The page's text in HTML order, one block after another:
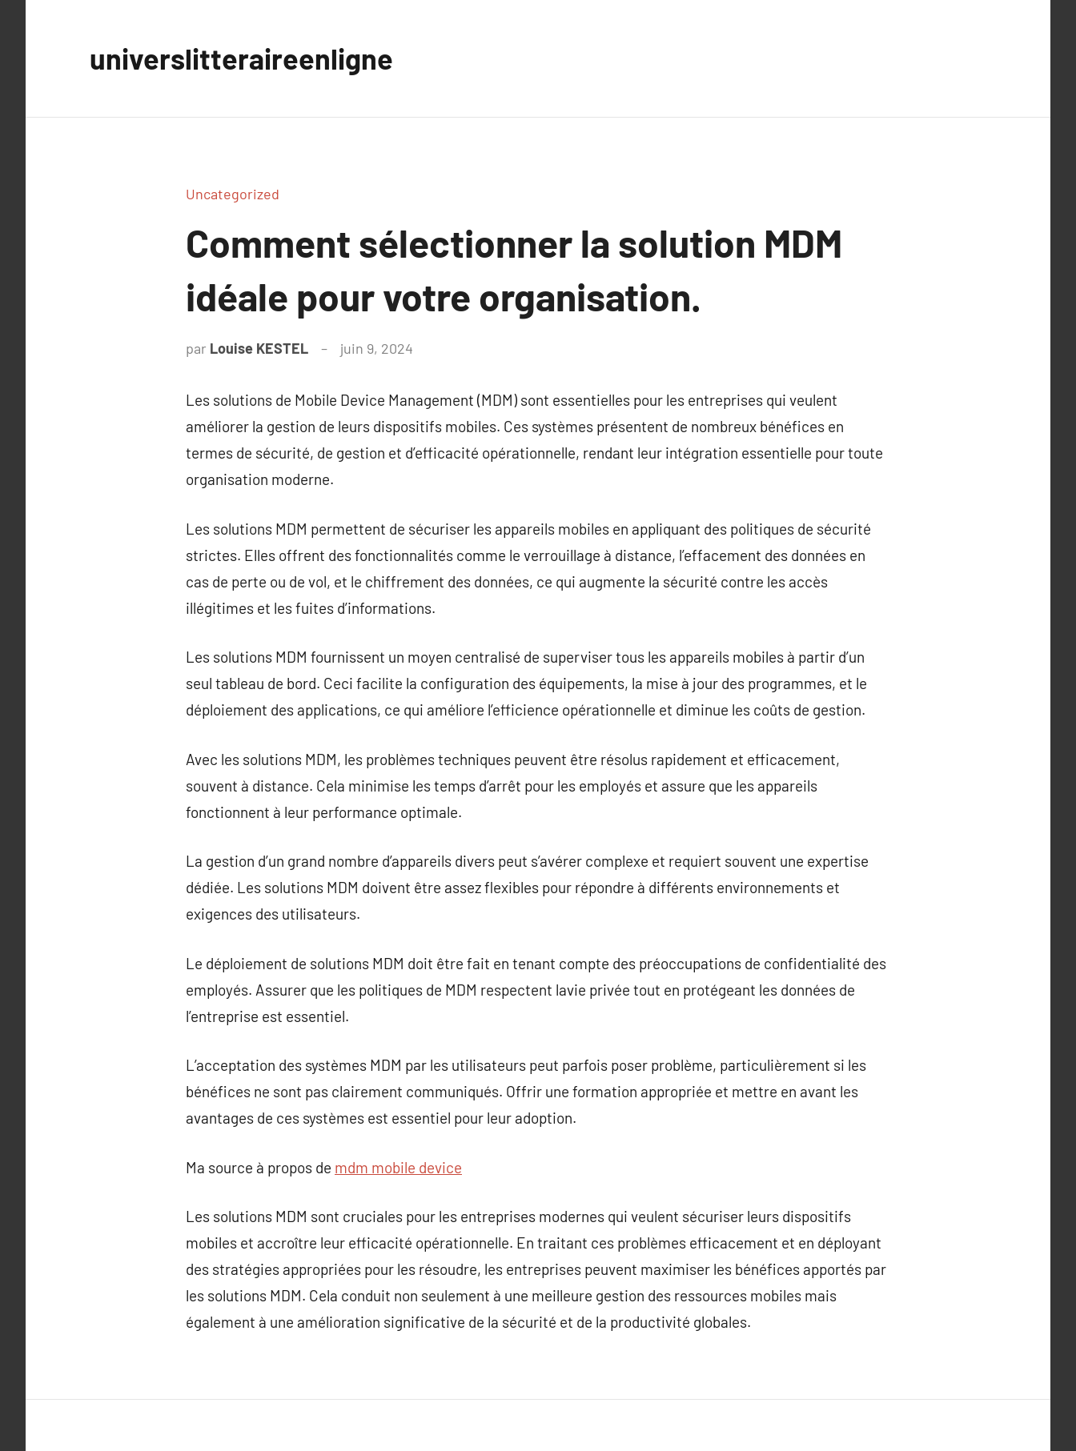
universlitteraireenligne
Uncategorized
Comment sélectionner la solution MDM
idéale pour votre organisation.
par Louise KESTEL juin 9, 2024
Les solutions de Mobile Device Management (MDM) sont essentielles pour les entreprises qui veulent
améliorer la gestion de leurs dispositifs mobiles. Ces systèmes présentent de nombreux bénéfices en
termes de sécurité, de gestion et d’efficacité opérationnelle, rendant leur intégration essentielle pour toute
organisation moderne.
Les solutions MDM permettent de sécuriser les appareils mobiles en appliquant des politiques de sécurité
strictes. Elles offrent des fonctionnalités comme le verrouillage à distance, l’effacement des données en
cas de perte ou de vol, et le chiffrement des données, ce qui augmente la sécurité contre les accès
illégitimes et les fuites d’informations.
Les solutions MDM fournissent un moyen centralisé de superviser tous les appareils mobiles à partir d’un
seul tableau de bord. Ceci facilite la configuration des équipements, la mise à jour des programmes, et le
déploiement des applications, ce qui améliore l’efficience opérationnelle et diminue les coûts de gestion.
Avec les solutions MDM, les problèmes techniques peuvent être résolus rapidement et efficacement,
souvent à distance. Cela minimise les temps d’arrêt pour les employés et assure que les appareils
fonctionnent à leur performance optimale.
La gestion d’un grand nombre d’appareils divers peut s’avérer complexe et requiert souvent une expertise
dédiée. Les solutions MDM doivent être assez flexibles pour répondre à différents environnements et
exigences des utilisateurs.
Le déploiement de solutions MDM doit être fait en tenant compte des préoccupations de confidentialité des
employés. Assurer que les politiques de MDM respectent lavie privée tout en protégeant les données de
l’entreprise est essentiel.
L’acceptation des systèmes MDM par les utilisateurs peut parfois poser problème, particulièrement si les
bénéfices ne sont pas clairement communiqués. Offrir une formation appropriée et mettre en avant les
avantages de ces systèmes est essentiel pour leur adoption.
Ma source à propos de mdm mobile device
Les solutions MDM sont cruciales pour les entreprises modernes qui veulent sécuriser leurs dispositifs
mobiles et accroître leur efficacité opérationnelle. En traitant ces problèmes efficacement et en déployant
des stratégies appropriées pour les résoudre, les entreprises peuvent maximiser les bénéfices apportés par
les solutions MDM. Cela conduit non seulement à une meilleure gestion des ressources mobiles mais
également à une amélioration significative de la sécurité et de la productivité globales.